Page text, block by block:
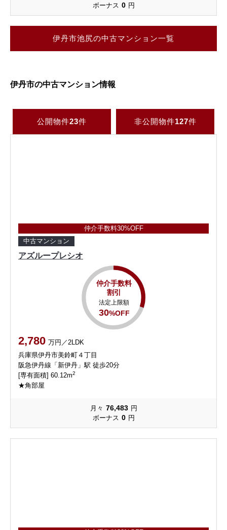
ボーナス 0 円
伊丹市池尻の中古マンション一覧
伊丹市の中古マンション情報
公開物件23件 非公開物件127件
仲介手数料30%OFF
中古マンション
アズループレシオ
仲介手数料
割引
法定上限額
30%OFF
2,780 万円／2LDK
兵庫県伊丹市美鈴町４丁目
阪急伊丹線「新伊丹」駅 徒歩20分
[専有面積] 60.12m2
★角部屋
月々 76,483 円
ボーナス 0 円